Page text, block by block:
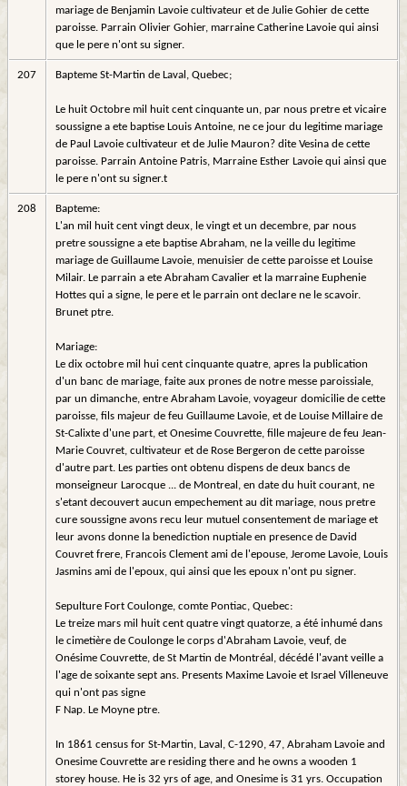
mariage de Benjamin Lavoie cultivateur et de Julie Gohier de cette
paroisse. Parrain Olivier Gohier, marraine Catherine Lavoie qui ainsi
que le pere n'ont su signer.
207 Bapteme St-Martin de Laval, Quebec;
Le huit Octobre mil huit cent cinquante un, par nous pretre et vicaire
soussigne a ete baptise Louis Antoine, ne ce jour du legitime mariage
de Paul Lavoie cultivateur et de Julie Mauron? dite Vesina de cette
paroisse. Parrain Antoine Patris, Marraine Esther Lavoie qui ainsi que
le pere n'ont su signer.t
208
Bapteme:
L'an mil huit cent vingt deux, le vingt et un decembre, par nous
pretre soussigne a ete baptise Abraham, ne la veille du legitime
mariage de Guillaume Lavoie, menuisier de cette paroisse et Louise
Milair. Le parrain a ete Abraham Cavalier et la marraine Euphenie
Hottes qui a signe, le pere et le parrain ont declare ne le scavoir.
Brunet ptre.
Mariage:
Le dix octobre mil hui cent cinquante quatre, apres la publication
d'un banc de mariage, faite aux prones de notre messe paroissiale,
par un dimanche, entre Abraham Lavoie, voyageur domicilie de cette
paroisse, fils majeur de feu Guillaume Lavoie, et de Louise Millaire de
St-Calixte d'une part, et Onesime Couvrette, fille majeure de feu Jean-
Marie Couvret, cultivateur et de Rose Bergeron de cette paroisse
d'autre part. Les parties ont obtenu dispens de deux bancs de
monseigneur Larocque ... de Montreal, en date du huit courant, ne
s'etant decouvert aucun empechement au dit mariage, nous pretre
cure soussigne avons recu leur mutuel consentement de mariage et
leur avons donne la benediction nuptiale en presence de David
Couvret frere, Francois Clement ami de l'epouse, Jerome Lavoie, Louis
Jasmins ami de l'epoux, qui ainsi que les epoux n'ont pu signer.
Sepulture Fort Coulonge, comte Pontiac, Quebec:
Le treize mars mil huit cent quatre vingt quatorze, a été inhumé dans
le cimetière de Coulonge le corps d'Abraham Lavoie, veuf, de
Onésime Couvrette, de St Martin de Montréal, décédé l'avant veille a
l'age de soixante sept ans. Presents Maxime Lavoie et Israel Villeneuve
qui n'ont pas signe
F Nap. Le Moyne ptre.
In 1861 census for St-Martin, Laval, C-1290, 47, Abraham Lavoie and
Onesime Couvrette are residing there and he owns a wooden 1
storey house. He is 32 yrs of age, and Onesime is 31 yrs. Occupation